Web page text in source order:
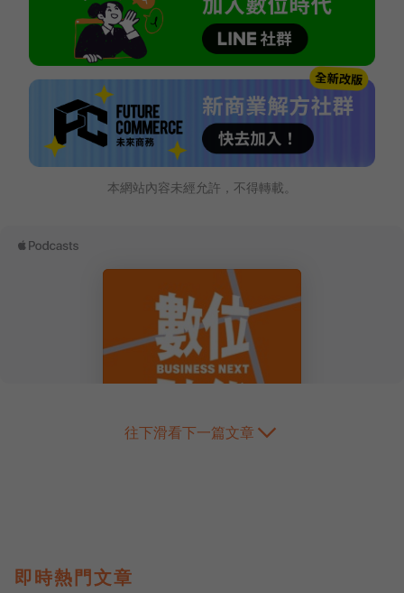
本網站內容未經允許，不得轉載。
往下滑看下一篇文章
即時熱門文章